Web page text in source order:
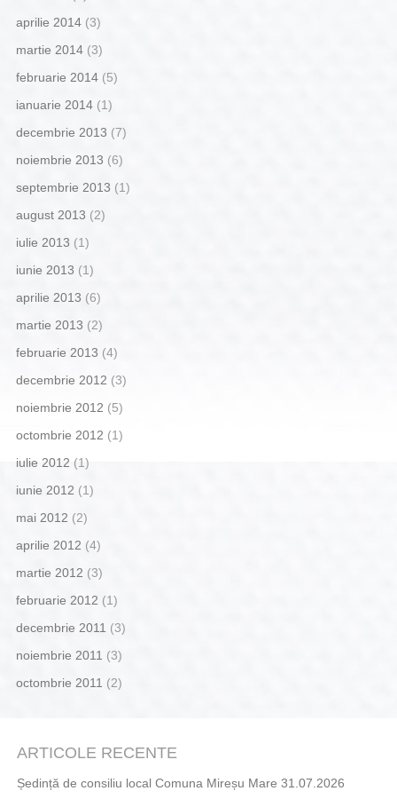
aprilie 2014(3)
martie 2014(3)
februarie 2014(5)
ianuarie 2014(1)
decembrie 2013 (7)
noiembrie 2013 (6)
septembrie 2013 (1)
august 2013 (2)
iulie 2013 (1)
iunie 2013 (1)
aprilie 2013 (6)
martie 2013 (2)
februarie 2013 (4)
decembrie 2012 (3)
noiembrie 2012 (5)
octombrie 2012 (1)
iulie 2012 (1)
iunie 2012 (1)
mai 2012 (2)
aprilie 2012 (4)
martie 2012 (3)
februarie 2012 (1)
decembrie 2011 (3)
noiembrie 2011 (3)
octombrie 2011 (2)
ARTICOLE RECENTE
Ședință de consiliu local Comuna Mireșu Mare 31.07.2026